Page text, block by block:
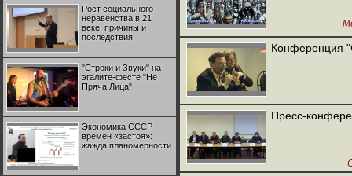
Рост социального
неравенства в 21
веке: причины и
последствия
"Строки и Звуки" на
эгалите-фесте "Не
Пряча Лица"
Экономика СССР
времен «застоя»:
жажда планомерности
Конференция
Пресс-